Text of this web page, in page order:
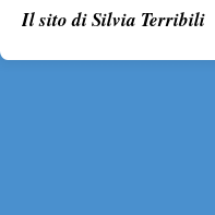
Il sito di Silvia Terribili